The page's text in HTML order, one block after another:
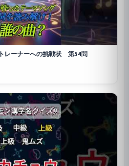
レーナーへの挑戦状 第54問